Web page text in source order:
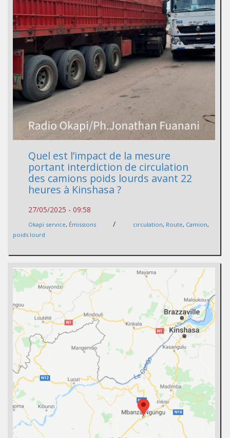
Quel est l’impact de la mesure
portant interdiction de circulation
des camions poids lourds avant 22
heures à Kinshasa ?
27/05/2025 - 09:58
Okapi service, Émissions / circulation, Route, Camion,
poids lourd